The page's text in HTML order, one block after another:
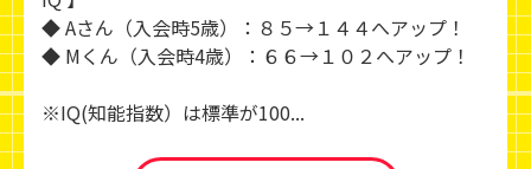
◆ Aさん（入会時5歳）：８５→１４４へアップ！
◆ Mくん（入会時4歳）：６６→１０２へアップ！
※IQ(知能指数）は標準が100...